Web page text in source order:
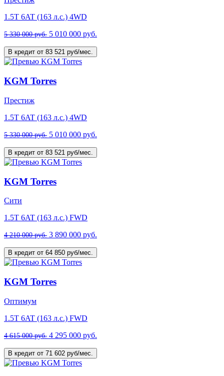
1.5T 6AT (163 л.с.) 4WD
5 330 000 руб. 5 010 000 руб.
В кредит от 83 521 руб/мес.
KGM Torres
Престиж
1.5T 6AT (163 л.с.) 4WD
5 330 000 руб. 5 010 000 руб.
В кредит от 83 521 руб/мес.
KGM Torres
Cити
1.5T 6AT (163 л.с.) FWD
4 210 000 руб. 3 890 000 руб.
В кредит от 64 850 руб/мес.
KGM Torres
Оптимум
1.5T 6AT (163 л.с.) FWD
4 615 000 руб. 4 295 000 руб.
В кредит от 71 602 руб/мес.